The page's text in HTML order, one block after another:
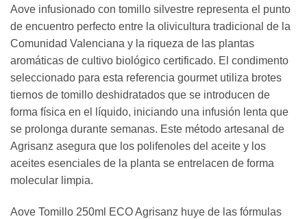
Aove infusionado con tomillo silvestre representa el punto
de encuentro perfecto entre la olivicultura tradicional de la
Comunidad Valenciana y la riqueza de las plantas
aromáticas de cultivo biológico certificado. El condimento
seleccionado para esta referencia gourmet utiliza brotes
tiernos de tomillo deshidratados que se introducen de
forma física en el líquido, iniciando una infusión lenta que
se prolonga durante semanas. Este método artesanal de
Agrisanz asegura que los polifenoles del aceite y los
aceites esenciales de la planta se entrelacen de forma
molecular limpia.
Aove Tomillo 250ml ECO Agrisanz huye de las fórmulas